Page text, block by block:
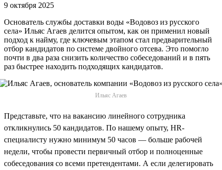
9 октября 2025
Основатель службы доставки воды «Водовоз из русского
села» Ильяс Агаев делится опытом, как он применил новый
подход к найму, где ключевым этапом стал предварительный
отбор кандидатов по системе двойного отсева. Это помогло
почти в два раза снизить количество собеседований и в пять
раз быстрее находить подходящих кандидатов.
Ильяс Агаев
Представьте, что на вакансию линейного сотрудника
откликнулись 50 кандидатов. По нашему опыту, HR-
специалисту нужно минимум 50 часов — больше рабочей
недели, чтобы провести первичный отбор и полноценные
собеседования со всеми претендентами. А если делегировать